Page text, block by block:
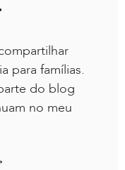
para famílias.
do blog
no meu